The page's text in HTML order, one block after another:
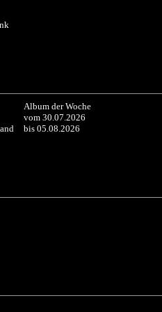
Album der Woche
vom 30.07.2026
bis 05.08.2026